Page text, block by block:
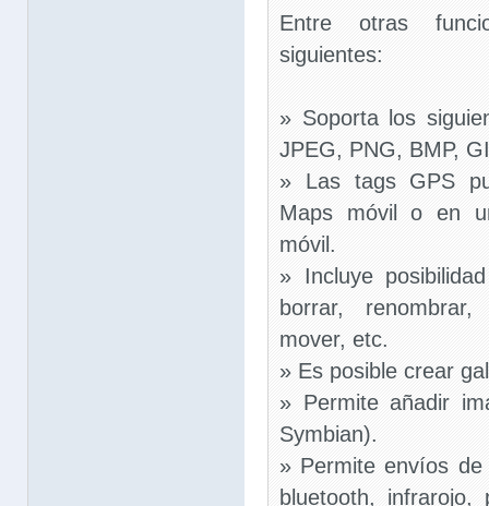
Entre otras
siguientes:
» Soporta los
JPEG, PNG, BMP,
» Las tags GPS
Maps móvil o en
móvil.
» Incluye
borrar,
mover, etc.
» Es posible crear
» Permite añadir
Symbian).
» Permite envíos
bluetooth,